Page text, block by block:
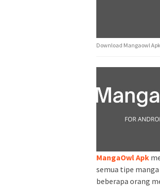
Download Mangaowl
MangaOwl Apk
semua tipe
beberapa orang